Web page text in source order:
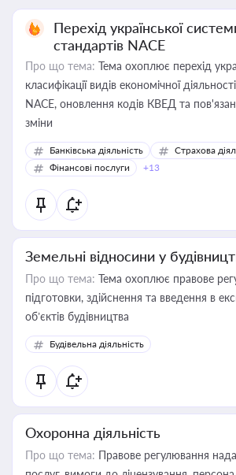
Перехід української
стандартів NACE
Про що тема: Тема охоплює перехід
класифікації видів економічної
NACE, оновлення кодів КВЕД та
зміни
Банківська діяльність
Страхова
Фінансові послуги
+13
Земельні відносини у
Про що тема: Тема охоплює правове
підготовки, здійснення та введення в
об’єктів будівництва
Будівельна діяльність
Охоронна діяльність
Про що тема: Правове регулювання